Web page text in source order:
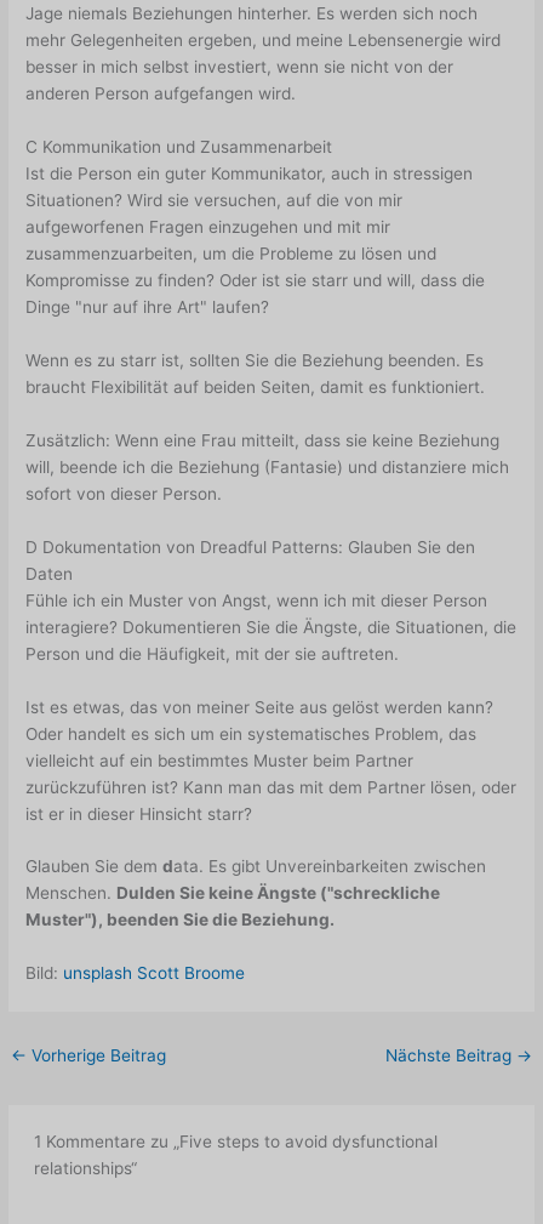
Jage niemals Beziehungen hinterher. Es werden sich noch
mehr Gelegenheiten ergeben, und meine Lebensenergie wird
besser in mich selbst investiert, wenn sie nicht von der
anderen Person aufgefangen wird.
C Kommunikation und Zusammenarbeit
Ist die Person ein guter Kommunikator, auch in stressigen
Situationen? Wird sie versuchen, auf die von mir
aufgeworfenen Fragen einzugehen und mit mir
zusammenzuarbeiten, um die Probleme zu lösen und
Kompromisse zu finden? Oder ist sie starr und will, dass die
Dinge "nur auf ihre Art" laufen?
Wenn es zu starr ist, sollten Sie die Beziehung beenden. Es
braucht Flexibilität auf beiden Seiten, damit es funktioniert.
Zusätzlich: Wenn eine Frau mitteilt, dass sie keine Beziehung
will, beende ich die Beziehung (Fantasie) und distanziere mich
sofort von dieser Person.
D Dokumentation von Dreadful Patterns: Glauben Sie den
Daten
Fühle ich ein Muster von Angst, wenn ich mit dieser Person
interagiere? Dokumentieren Sie die Ängste, die Situationen, die
Person und die Häufigkeit, mit der sie auftreten.
Ist es etwas, das von meiner Seite aus gelöst werden kann?
Oder handelt es sich um ein systematisches Problem, das
vielleicht auf ein bestimmtes Muster beim Partner
zurückzuführen ist? Kann man das mit dem Partner lösen, oder
ist er in dieser Hinsicht starr?
Glauben Sie demdata. Es gibt Unvereinbarkeiten zwischen
Menschen. Dulden Sie keine Ängste ("schreckliche
Muster"), beenden Sie die Beziehung.
Bild: unsplash Scott Broome
← Vorherige Beitrag Nächste Beitrag →
1 Kommentare zu „Five steps to avoid dysfunctional
relationships“